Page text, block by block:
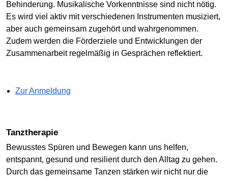
Behinderung. Musikalische Vorkenntnisse sind nicht nötig.
Es wird viel aktiv mit verschiedenen Instrumenten musiziert,
aber auch gemeinsam zugehört und wahrgenommen.
Zudem werden die Förderziele und Entwicklungen der
Zusammenarbeit regelmäßig in Gesprächen reflektiert.
Zur Anmeldung
Tanztherapie
Bewusstes Spüren und Bewegen kann uns helfen,
entspannt, gesund und resilient durch den Alltag zu gehen.
Durch das gemeinsame Tanzen stärken wir nicht nur die